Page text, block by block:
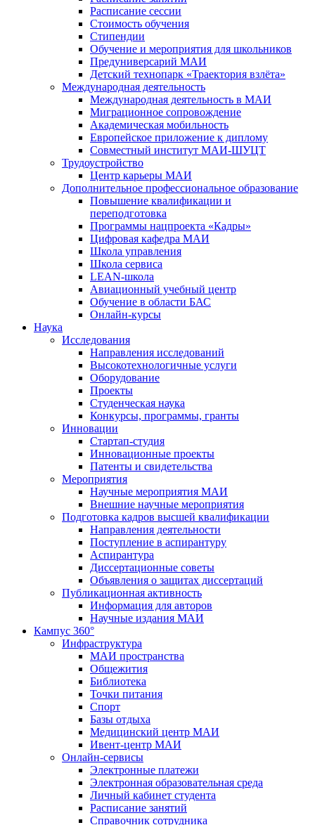
Расписание сессии
Стоимость обучения
Стипендии
Обучение и мероприятия для школьников
Предуниверсарий МАИ
Детский технопарк «Траектория взлёта»
Международная деятельность
Международная деятельность в МАИ
Миграционное сопровождение
Академическая мобильность
Европейское приложение к диплому
Совместный институт МАИ-ШУЦТ
Трудоустройство
Центр карьеры МАИ
Дополнительное профессиональное образование
Повышение квалификации и
переподготовка
Программы нацпроекта «Кадры»
Цифровая кафедра МАИ
Школа управления
Школа сервиса
LEAN-школа
Авиационный учебный центр
Обучение в области БАС
Онлайн-курсы
Наука
Исследования
Направления исследований
Высокотехнологичные услуги
Оборудование
Проекты
Студенческая наука
Конкурсы, программы, гранты
Инновации
Стартап-студия
Инновационные проекты
Патенты и свидетельства
Мероприятия
Научные мероприятия МАИ
Внешние научные мероприятия
Подготовка кадров высшей квалификации
Направления деятельности
Поступление в аспирантуру
Аспирантура
Диссертационные советы
Объявления о защитах диссертаций
Публикационная активность
Информация для авторов
Научные издания МАИ
Кампус 360°
Инфраструктура
МАИ пространства
Общежития
Библиотека
Точки питания
Спорт
Базы отдыха
Медицинский центр МАИ
Ивент-центр МАИ
Онлайн-сервисы
Электронные платежи
Электронная образовательная среда
Личный кабинет студента
Расписание занятий
Справочник сотрудника